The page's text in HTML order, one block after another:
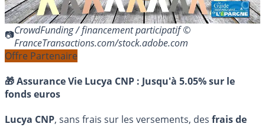
CrowdFunding / financement participatif ©
FranceTransactions.com/stock.adobe.com
Offre Partenaire
🎁 Assurance Vie Lucya CNP : Jusqu'à 5.05% sur le
fonds euros
Lucya CNP, sans frais sur les versements, des frais de